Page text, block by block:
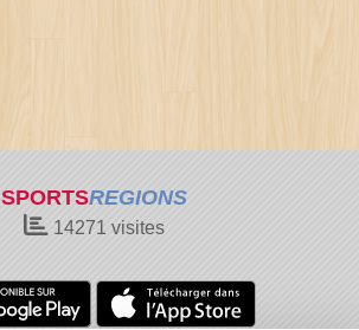
SPORTSREGIONS
14271 visites